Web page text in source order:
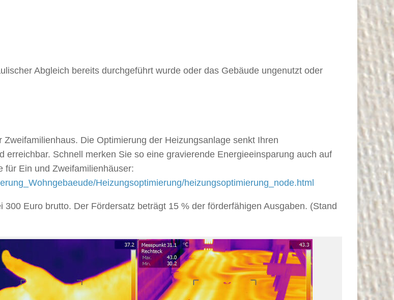
Abgleich bereits durchgeführt wurde oder das Gebäude ungenutzt oder
Die Optimierung der Heizungsanlage senkt Ihren
Schnell merken Sie so eine gravierende Energieeinsparung auch auf
für Ein und Zweifamilienhäuser:
Heizungsoptimierung/heizungsoptimierung_node.html
Euro brutto. Der Fördersatz beträgt 15 % der förderfähigen Ausgaben. (Stand